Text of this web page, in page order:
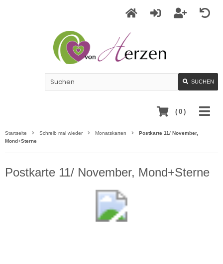
SUCHEN
( 0 )
Startseite Schreib mal wieder Monatskarten
Postkarte 11/ November,
Mond+Sterne
Postkarte 11/ November, Mond+Sterne